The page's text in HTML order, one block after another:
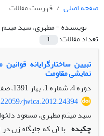
صفحه اصلی
فهرست مقالات
نویسنده =مطهری، سید میثم
تعداد مقالات:
1
تبیین ساختارگرایانه
نمایشی مقاومت
دوره 4، شماره 1، بهار 1391، صفحه
jwica.2012.24394
سید میثم مطهری، مسعود
چکیده با آن که جایگاه زن